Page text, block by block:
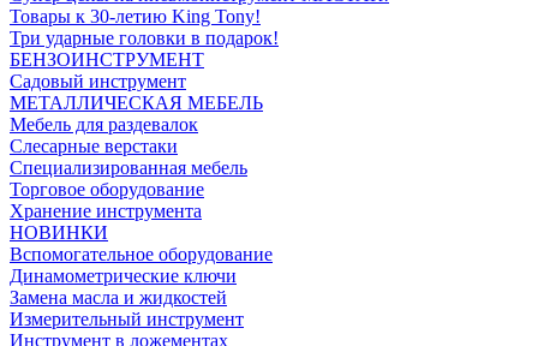
Товары к 30-летию King Tony!
Три ударные головки в подарок!
БЕНЗОИНСТРУМЕНТ
Садовый инструмент
МЕТАЛЛИЧЕСКАЯ МЕБЕЛЬ
Мебель для раздевалок
Слесарные верстаки
Специализированная мебель
Торговое оборудование
Хранение инструмента
НОВИНКИ
Вспомогательное оборудование
Динамометрические ключи
Замена масла и жидкостей
Измерительный инструмент
Инструмент в ложементах